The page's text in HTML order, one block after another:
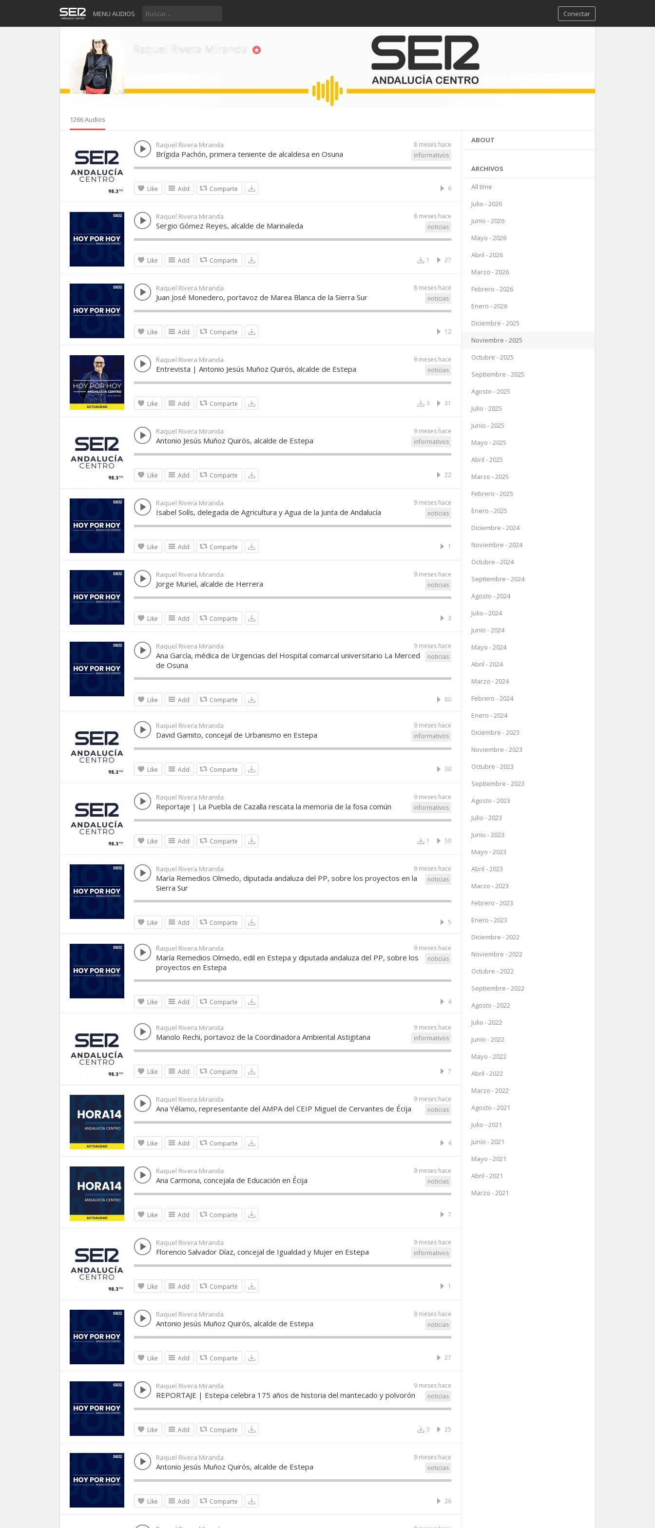
MENU AUDIOS Conectar
Raquel Rivera Miranda
1266 Audios
8 meses hace
Raquel Rivera Miranda
informativos
Brígida Pachón, primera teniente de alcaldesa en Osuna
Like Add Comparte 6
8 meses hace
Raquel Rivera Miranda
noticias
Sergio Gómez Reyes, alcalde de Marinaleda
Like Add Comparte 27
1
8 meses hace
Raquel Rivera Miranda
noticias
Juan José Monedero, portavoz de Marea Blanca de la Sierra Sur
Like Add Comparte 12
9 meses hace
Raquel Rivera Miranda
noticias
Entrevista | Antonio Jesús Muñoz Quirós, alcalde de Estepa
Like Add Comparte 31
3
9 meses hace
Raquel Rivera Miranda
informativos
Antonio Jesús Muñoz Quirós, alcalde de Estepa
Like Add Comparte 22
9 meses hace
Raquel Rivera Miranda
noticias
Isabel Solís, delegada de Agricultura y Agua de la Junta de Andalucía
Like Add Comparte 1
9 meses hace
Raquel Rivera Miranda
noticias
Jorge Muriel, alcalde de Herrera
Like Add Comparte 3
9 meses hace
Raquel Rivera Miranda
noticias
Ana García, médica de Urgencias del Hospital comarcal universitario La Merced
de Osuna
Like Add Comparte 80
9 meses hace
Raquel Rivera Miranda
informativos
David Gamito, concejal de Urbanismo en Estepa
Like Add Comparte 30
9 meses hace
Raquel Rivera Miranda
informativos
Reportaje | La Puebla de Cazalla rescata la memoria de la fosa común
Like Add Comparte 50
1
9 meses hace
Raquel Rivera Miranda
noticias
María Remedios Olmedo, diputada andaluza del PP, sobre los proyectos en la
Sierra Sur
Like Add Comparte 5
9 meses hace
Raquel Rivera Miranda
noticias
María Remedios Olmedo, edil en Estepa y diputada andaluza del PP, sobre los
proyectos en Estepa
Like Add Comparte 4
9 meses hace
Raquel Rivera Miranda
informativos
Manolo Rechi, portavoz de la Coordinadora Ambiental Astigitana
Like Add Comparte 7
9 meses hace
Raquel Rivera Miranda
noticias
Ana Yélamo, representante del AMPA del CEIP Miguel de Cervantes de Écija
Like Add Comparte 4
9 meses hace
Raquel Rivera Miranda
noticias
Ana Carmona, concejala de Educación en Écija
Like Add Comparte 7
9 meses hace
Raquel Rivera Miranda
informativos
Florencio Salvador Díaz, concejal de Igualdad y Mujer en Estepa
Like Add Comparte 1
9 meses hace
Raquel Rivera Miranda
noticias
Antonio Jesús Muñoz Quirós, alcalde de Estepa
Like Add Comparte 27
9 meses hace
Raquel Rivera Miranda
noticias
REPORTAJE | Estepa celebra 175 años de historia del mantecado y polvorón
Like Add Comparte 25
3
9 meses hace
Raquel Rivera Miranda
noticias
Antonio Jesús Muñoz Quirós, alcalde de Estepa
Like Add Comparte 26
ABOUT
ARCHIVOS
All time
Julio - 2026
Junio - 2026
Mayo - 2026
Abril - 2026
Marzo - 2026
Febrero - 2026
Enero - 2026
Diciembre - 2025
Noviembre - 2025
Octubre - 2025
Septiembre - 2025
Agosto - 2025
Julio - 2025
Junio - 2025
Mayo - 2025
Abril - 2025
Marzo - 2025
Febrero - 2025
Enero - 2025
Diciembre - 2024
Noviembre - 2024
Octubre - 2024
Septiembre - 2024
Agosto - 2024
Julio - 2024
Junio - 2024
Mayo - 2024
Abril - 2024
Marzo - 2024
Febrero - 2024
Enero - 2024
Diciembre - 2023
Noviembre - 2023
Octubre - 2023
Septiembre - 2023
Agosto - 2023
Julio - 2023
Junio - 2023
Mayo - 2023
Abril - 2023
Marzo - 2023
Febrero - 2023
Enero - 2023
Diciembre - 2022
Noviembre - 2022
Octubre - 2022
Septiembre - 2022
Agosto - 2022
Julio - 2022
Junio - 2022
Mayo - 2022
Abril - 2022
Marzo - 2022
Agosto - 2021
Julio - 2021
Junio - 2021
Mayo - 2021
Abril - 2021
Marzo - 2021